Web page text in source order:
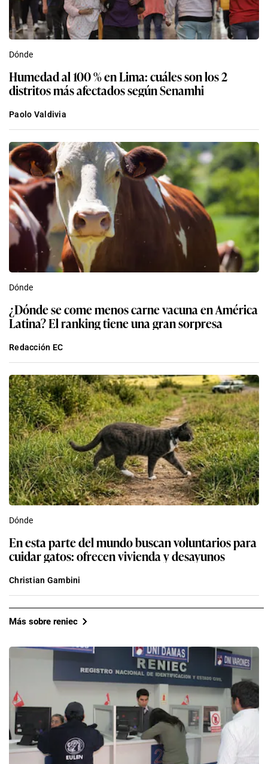
Dónde
Humedad al 100 % en Lima: cuáles son los 2
distritos más afectados según Senamhi
Paolo Valdivia
Dónde
¿Dónde se come menos carne vacuna en América
Latina? El ranking tiene una gran sorpresa
Redacción EC
Dónde
En esta parte del mundo buscan voluntarios para
cuidar gatos: ofrecen vivienda y desayunos
Christian Gambini
Más sobre reniec